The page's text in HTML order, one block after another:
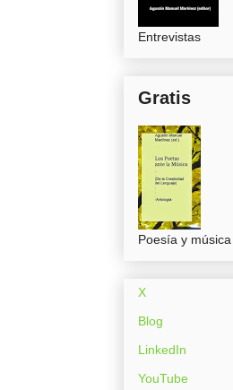
Entrevistas
Gratis
Poesía y música
X
Blog
LinkedIn
YouTube